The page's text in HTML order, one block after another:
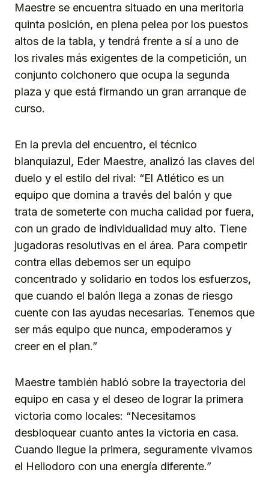
Maestre se encuentra situado en una meritoria
quinta posición, en plena pelea por los puestos
altos de la tabla, y tendrá frente a sí a uno de
los rivales más exigentes de la competición, un
conjunto colchonero que ocupa la segunda
plaza y que está firmando un gran arranque de
curso.
En la previa del encuentro, el técnico
blanquiazul, Eder Maestre, analizó las claves del
duelo y el estilo del rival: “El Atlético es un
equipo que domina a través del balón y que
trata de someterte con mucha calidad por fuera,
con un grado de individualidad muy alto. Tiene
jugadoras resolutivas en el área. Para competir
contra ellas debemos ser un equipo
concentrado y solidario en todos los esfuerzos,
que cuando el balón llega a zonas de riesgo
cuente con las ayudas necesarias. Tenemos que
ser más equipo que nunca, empoderarnos y
creer en el plan.”
Maestre también habló sobre la trayectoria del
equipo en casa y el deseo de lograr la primera
victoria como locales: “Necesitamos
desbloquear cuanto antes la victoria en casa.
Cuando llegue la primera, seguramente vivamos
el Heliodoro con una energía diferente.”